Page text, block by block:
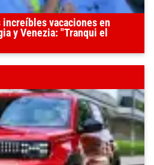
vacaciones en
y Venezia: "Tranqui el